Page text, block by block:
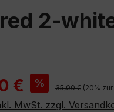
2-
€ % Regulärer Preis:
35,00 € (20%
MwSt. zzgl.